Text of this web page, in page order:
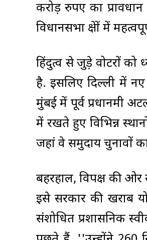
करोड़ रुपए का
विधानसभा क्षेत्रों में
हिंदुत्व से जुड़े वोटरों को
है. इसलिए दिल्ली में नए
मुंबई में पूर्व प्रधानमंत्री
में रखते हुए विभिन्न
जहां वे समुदाय चुनावों
बहरहाल, विपक्ष की
इसे सरकार की खराब
संशोधित प्रशासनिक